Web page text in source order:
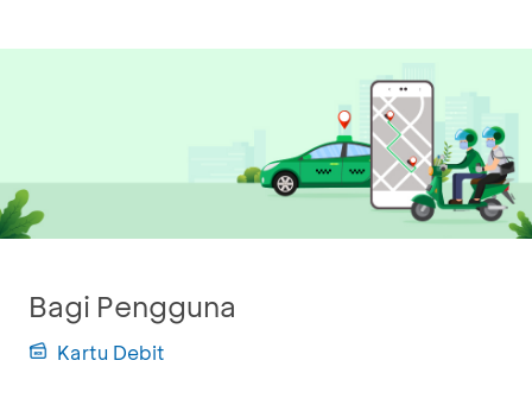
Bagi Pengguna
Kartu Debit